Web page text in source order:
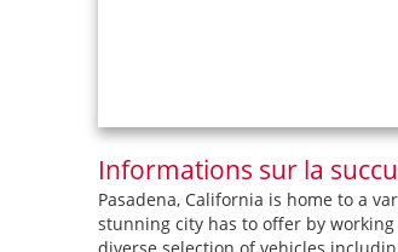
Informations sur la
Pasadena, California is home to a
stunning city has to offer by